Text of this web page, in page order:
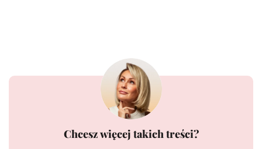
Chcesz więcej takich treści?